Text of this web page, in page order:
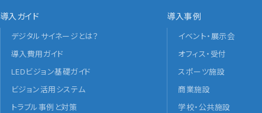
導入ガイド
デジタルサイネージとは？
導入費用ガイド
LEDビジョン基礎ガイド
ビジョン活用システム
トラブル事例と対策
導入事例
イベント・展示会
オフィス・受付
スポーツ施設
商業施設
学校・公共施設